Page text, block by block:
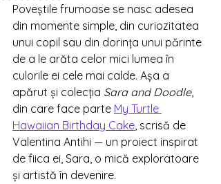
Poveștile frumoase se nasc adesea
din momente simple, din curiozitatea
unui copil sau din dorința unui părinte
de a le arăta celor mici lumea în
culorile ei cele mai calde. Așa a
apărut și colecția Sara and Doodle,
din care face parte My Turtle
Hawaiian Birthday Cake, scrisă de
Valentina Antihi — un proiect inspirat
de fiica ei, Sara, o mică exploratoare
și artistă în devenire.